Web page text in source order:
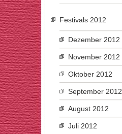
Festivals 2012
Dezember 2012
November 2012
Oktober 2012
September 2012
August 2012
Juli 2012